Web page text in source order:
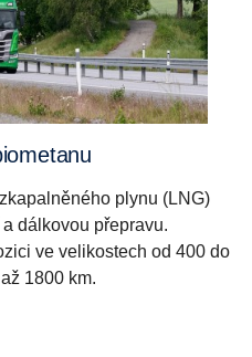
plynu (LNG)
dálkovou přepravu.
ve velikostech od 400 do
1800 km.